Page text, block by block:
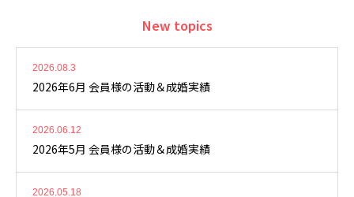
New topics
2026.08.3
2026年6月 会員様の活動＆成婚実績
2026.06.12
2026年5月 会員様の活動＆成婚実績
2026.05.18